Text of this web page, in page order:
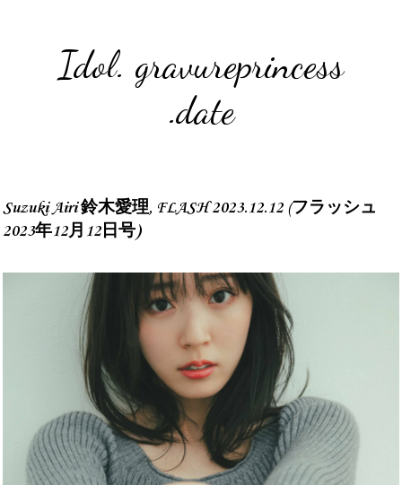
Idol. gravureprincess
.date
Suzuki Airi 鈴木愛理, FLASH 2023.12.12 (フラッシュ
2023年12月12日号)